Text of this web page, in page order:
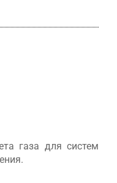
газа для систем